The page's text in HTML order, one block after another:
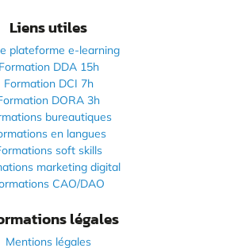
Liens utiles
plateforme e-learning
Formation DDA 15h
Formation DCI 7h
DORA 3h
bureautiques
en langues
soft skills
marketing digital
CAO/DAO
légales
Mentions légales